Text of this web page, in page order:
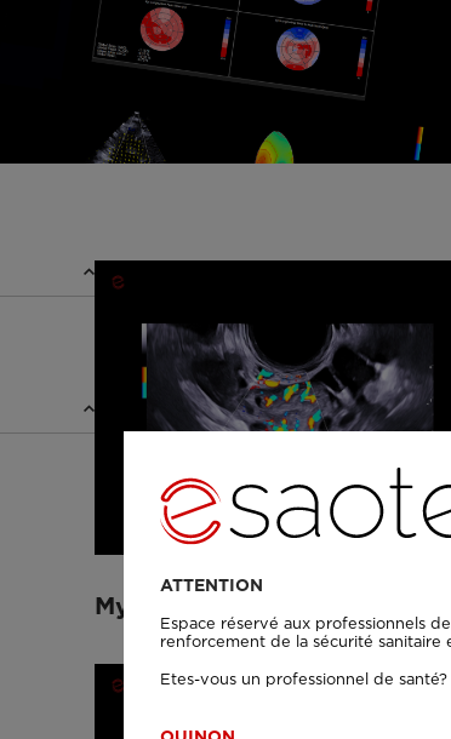
MyLab™C25 - Mioma PD
ATTENTION
Espace réservé aux professionnels
renforcement de la sécurité
Etes-vous un professionnel de santé?